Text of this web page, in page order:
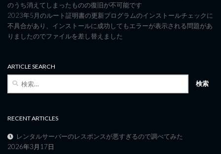
のうち消えてしまったものの復旧が不可能です
2023年5月のルート証明書の更新プログラムのインストールチェックに
不具合があり、インストールに成功してもエラーが表示される問題があ
りましたのでファイルを差し替えました
ARTICLE SEARCH
RECENT ARTICLES
レンタルサーバーのレスポンスが悪すぎるので調べてみた
2026年3月17日